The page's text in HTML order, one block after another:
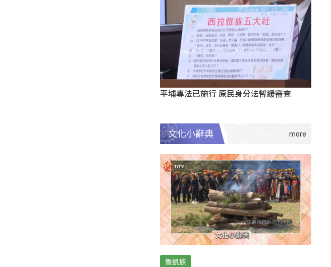
平埔專法已施行 原民身分法暫緩審查
文化小辭典
魯凱族